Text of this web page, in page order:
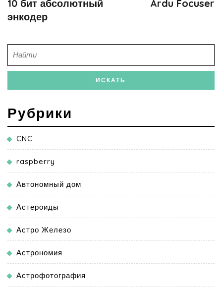
10 бит абсолютный
энкодер
Ardu Focuser
Рубрики
CNC
raspberry
Автономный дом
Астероиды
Астро Железо
Астрономия
Астрофотография